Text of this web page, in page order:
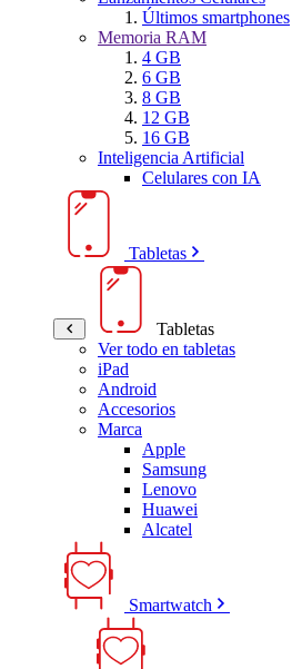
Últimos smartphones
Memoria RAM
4 GB
6 GB
8 GB
12 GB
16 GB
Inteligencia Artificial
Celulares con IA
Tabletas
Tabletas
Ver todo en tabletas
iPad
Android
Accesorios
Marca
Apple
Samsung
Lenovo
Huawei
Alcatel
Smartwatch